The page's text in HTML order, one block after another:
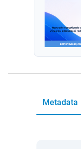
Metadata